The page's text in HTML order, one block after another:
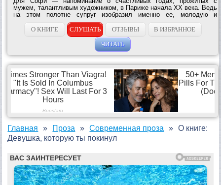
мужем, талантливым художником, в Париже начала XX века. Ведь
на этом полотне супруг изобразил именно ее, молодую и
прекрасную. Для Лив Халстон, живущей в наши дни, портрет
Софи — это свадебный подарок,...
О КНИГЕ СЛУШАТЬ ОТЗЫВЫ
В ИЗБРАННОЕ
ЧИТАТЬ
Главная Проза Современная проза
О книге:
Девушка, которую ты покинул